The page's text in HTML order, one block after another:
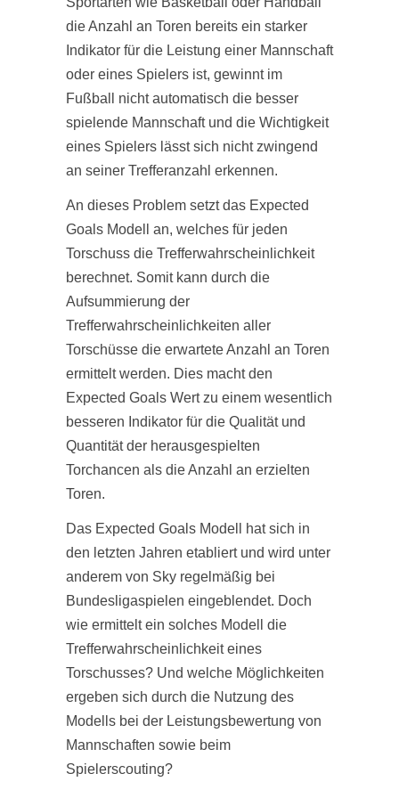
die Anzahl an Toren bereits ein starker
Indikator für die Leistung einer Mannschaft
oder eines Spielers ist, gewinnt im
Fußball nicht automatisch die besser
spielende Mannschaft und die Wichtigkeit
eines Spielers lässt sich nicht zwingend
an seiner Trefferanzahl erkennen.
An dieses Problem setzt das Expected
Goals Modell an, welches für jeden
Torschuss die Trefferwahrscheinlichkeit
berechnet. Somit kann durch die
Aufsummierung der
Trefferwahrscheinlichkeiten aller
Torschüsse die erwartete Anzahl an Toren
ermittelt werden. Dies macht den
Expected Goals Wert zu einem wesentlich
besseren Indikator für die Qualität und
Quantität der herausgespielten
Torchancen als die Anzahl an erzielten
Toren.
Das Expected Goals Modell hat sich in
den letzten Jahren etabliert und wird unter
anderem von Sky regelmäßig bei
Bundesligaspielen eingeblendet. Doch
wie ermittelt ein solches Modell die
Trefferwahrscheinlichkeit eines
Torschusses? Und welche Möglichkeiten
ergeben sich durch die Nutzung des
Modells bei der Leistungsbewertung von
Mannschaften sowie beim
Spielerscouting?